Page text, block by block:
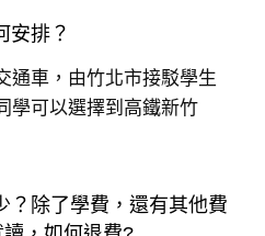
安排？
通車，由竹北市接駁學生
學可以選擇到高鐵新竹
？除了學費，還有其他費